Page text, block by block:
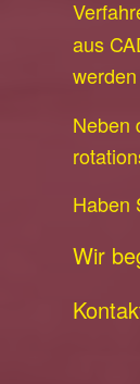
aus
Neben
Haben
Wir